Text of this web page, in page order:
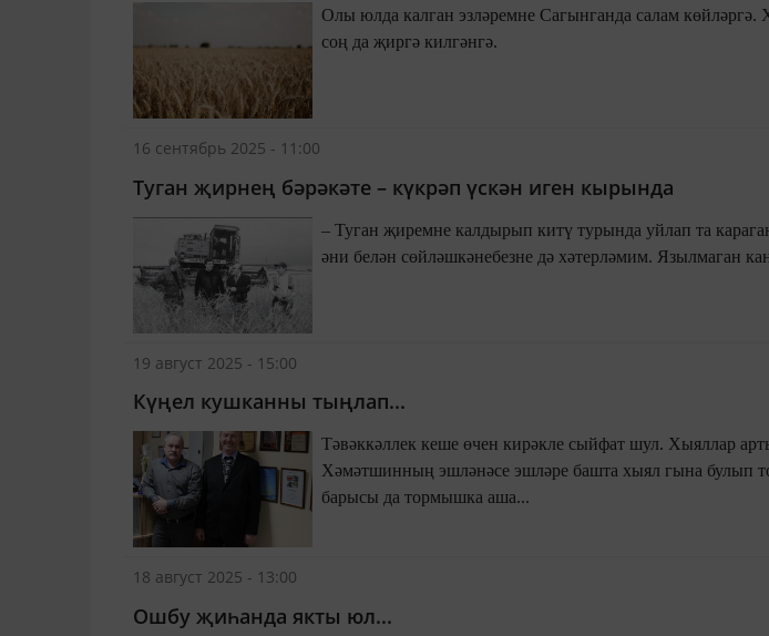
Олы юлда калган эзләремне Сагынганда салам көйләргә. Халкым җырын саклый алсам иде Бездән
соң да җиргә килгәнгә.
16 сентябрь 2025 - 11:00
Туган җирнең бәрәкәте – күкрәп үскән иген кырында
– Туган җиремне калдырып китү турында уйлап та
әни белән сөйләшкәнебезне дә хәтерләмим. Язылмаган
19 август 2025 - 15:00
Күңел кушканны тыңлап...
Тәвәккәллек кеше өчен кирәкле сыйфат шул. Хыяллар
Хәмәтшинның эшләнәсе эшләре башта хыял гына булып
барысы да тормышка аша...
18 август 2025 - 13:00
Ошбу җиһанда якты юл...